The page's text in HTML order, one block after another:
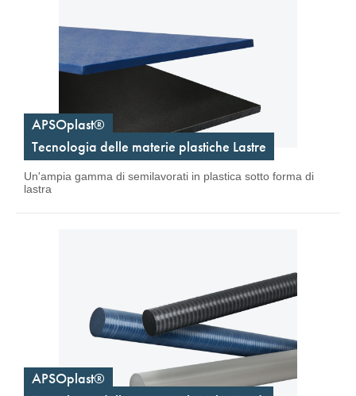
APSOplast®
Tecnologia delle materie plastiche Lastre
Un'ampia gamma di semilavorati in plastica sotto forma di
lastra
APSOplast®